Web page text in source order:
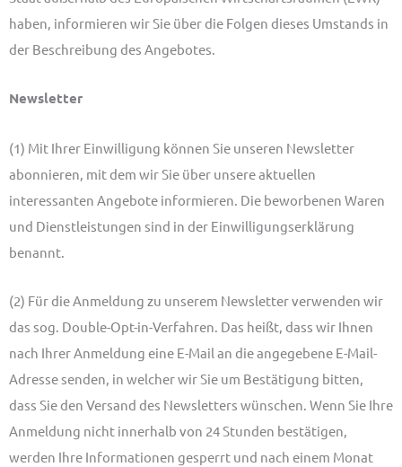
haben, informieren wir Sie über die Folgen dieses Umstands in
der Beschreibung des Angebotes.
Newsletter
(1) Mit Ihrer Einwilligung können Sie unseren Newsletter
abonnieren, mit dem wir Sie über unsere aktuellen
interessanten Angebote informieren. Die beworbenen Waren
und Dienstleistungen sind in der Einwilligungserklärung
benannt.
(2) Für die Anmeldung zu unserem Newsletter verwenden wir
das sog. Double-Opt-in-Verfahren. Das heißt, dass wir Ihnen
nach Ihrer Anmeldung eine E-Mail an die angegebene E-Mail-
Adresse senden, in welcher wir Sie um Bestätigung bitten,
dass Sie den Versand des Newsletters wünschen. Wenn Sie Ihre
Anmeldung nicht innerhalb von 24 Stunden bestätigen,
werden Ihre Informationen gesperrt und nach einem Monat